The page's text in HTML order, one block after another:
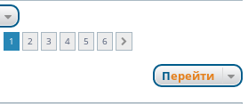
1 2 3 4 5 6
Перейти